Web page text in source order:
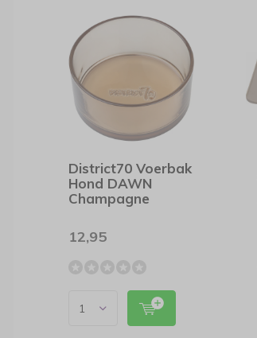
District70 Voerbak
Hond DAWN
Champagne
12,95